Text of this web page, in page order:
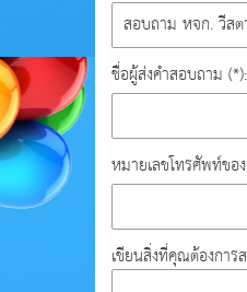
ชื่อผู้ส่งคำสอบถาม (*):
หมายเลขโทรศัพท์ขอ
เขียนสิ่งที่คุณต้องกา